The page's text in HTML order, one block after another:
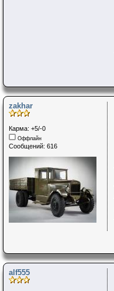
zakhar
Карма: +5/-0
Оффлайн
Сообщений: 616
alf555